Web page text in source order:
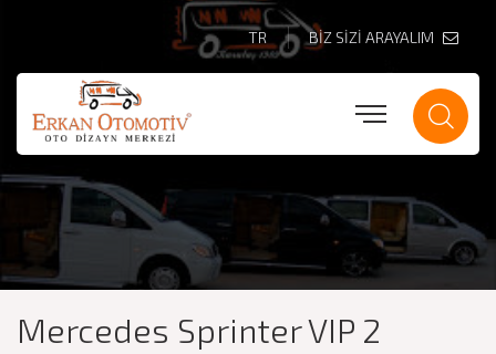
TR BİZ SİZİ ARAYALIM
Mercedes Sprinter VIP 2